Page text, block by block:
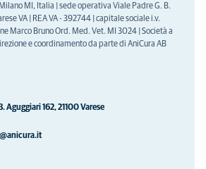
MI, Italia | sede operativa Viale Padre G. B.
VA | REA VA - 392744 | capitale sociale i.v.
Marco Bruno Ord. Med. Vet. MI 3024 | Società a
e coordinamento da parte di AniCura AB
Aguggiari 162, 21100 Varese